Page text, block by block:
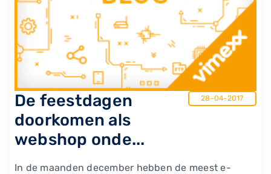
De feestdagen
doorkomen als
webshop onde...
28-04-2017
In de maanden december hebben de meest e-